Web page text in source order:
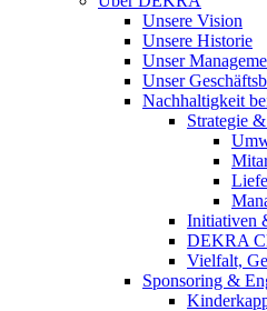
Unsere Vision
Unsere Historie
Unser
Unser
Nachhaltigkeit
Strategie
Initiativen
DEKRA
Vielfalt,
Sponsoring &